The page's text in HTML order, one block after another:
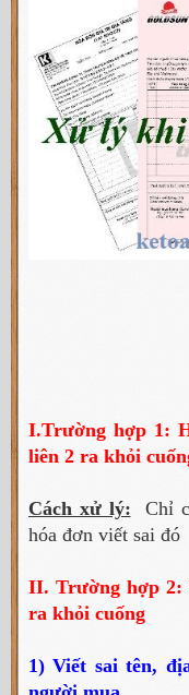
I.Trường hợp 1:
liên 2 ra khỏi
Cách xử lý: Chỉ
hóa đơn viết sai đó
II. Trường hợp 2:
ra khỏi cuống
1) Viết sai tên,